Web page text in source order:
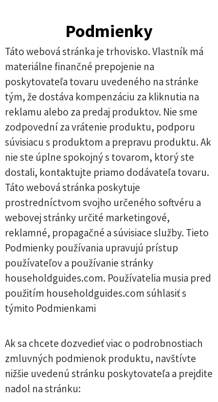
Podmienky
Táto webová stránka je trhovisko. Vlastník má
materiálne finančné prepojenie na
poskytovateľa tovaru uvedeného na stránke
tým, že dostáva kompenzáciu za kliknutia na
reklamu alebo za predaj produktov. Nie sme
zodpovední za vrátenie produktu, podporu
súvisiacu s produktom a prepravu produktu. Ak
nie ste úplne spokojný s tovarom, ktorý ste
dostali, kontaktujte priamo dodávateľa tovaru.
Táto webová stránka poskytuje
prostredníctvom svojho určeného softvéru a
webovej stránky určité marketingové,
reklamné, propagačné a súvisiace služby. Tieto
Podmienky používania upravujú prístup
používateľov a používanie stránky
householdguides.com. Používatelia musia pred
použitím householdguides.com súhlasiť s
týmito Podmienkami
Ak sa chcete dozvedieť viac o podrobnostiach
zmluvných podmienok produktu, navštívte
nižšie uvedenú stránku poskytovateľa a prejdite
nadol na stránku: